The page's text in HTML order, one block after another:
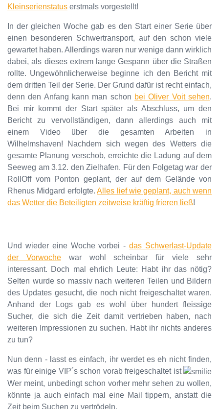
Kleinserienstatus erstmals vorgestellt!
In der gleichen Woche gab es den Start einer Serie über
einen besonderen Schwertransport, auf den schon viele
gewartet haben. Allerdings waren nur wenige dann wirklich
dabei, als dieses extrem lange Gespann über die Straßen
rollte. Ungewöhnlicherweise beginne ich den Bericht mit
dem dritten Teil der Serie. Der Grund dafür ist recht einfach,
denn den Anfang kann man schon bei Oliver Voit sehen.
Bei mir kommt der Start später als Abschluss, um den
Bericht zu vervollständigen, dann allerdings auch mit
einem Video über die gesamten Arbeiten in
Wilhelmshaven! Nachdem sich wegen des Wetters die
gesamte Planung verschob, erreichte die Ladung auf dem
Seeweg am 3.12. den Zielhafen. Für den Folgetag war der
RollOff vom Ponton geplant, der auf dem Gelände von
Rhenus Midgard erfolgte.Alles lief wie geplant, auch wenn
das Wetter die Beteiligten zeitweise kräftig frieren ließ!
Und wieder eine Woche vorbei -das Schwerlast-Update
der Vorwochewar wohl scheinbar für viele sehr
interessant. Doch mal ehrlich Leute: Habt ihr das nötig?
Selten wurde so massiv nach weiteren Teilen und Bildern
des Updates gesucht, die noch nicht freigeschaltet waren.
Anhand der Logs gab es wohl über hundert fleissige
Sucher, die sich die Zeit damit vertrieben haben, nach
weiteren Impressionen zu suchen. Habt ihr nichts anderes
zu tun?
Nun denn - lasst es einfach, ihr werdet es eh nicht finden,
was für einige VIP´s schon vorab freigeschaltet ist
Wer meint, unbedingt schon vorher mehr sehen zu wollen,
könnte ja auch einfach mal eine Mail tippern, anstatt die
Zeit beim Suchen zu vertrödeln.